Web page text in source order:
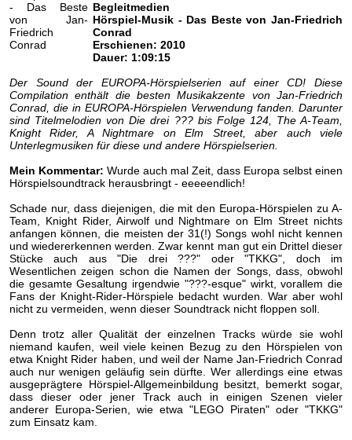
Begleitmedien
Hörspiel-Musik - Das Beste von Jan-Friedrich
Conrad
Erschienen: 2010
Dauer: 1:09:15
Der Sound der EUROPA-Hörspielserien auf einer CD! Diese
Compilation enthält die besten Musikakzente von Jan-Friedrich
Conrad, die in EUROPA-Hörspielen Verwendung fanden. Darunter
sind Titelmelodien von Die drei ??? bis Folge 124, The A-Team,
Knight Rider, A Nightmare on Elm Street, aber auch viele
Unterlegmusiken für diese und andere Hörspielserien.
Mein Kommentar: Wurde auch mal Zeit, dass Europa selbst einen
Hörspielsoundtrack herausbringt - eeeeendlich!
Schade nur, dass diejenigen, die mit den Europa-Hörspielen zu A-
Team, Knight Rider, Airwolf und Nightmare on Elm Street nichts
anfangen können, die meisten der 31(!) Songs wohl nicht kennen
und wiedererkennen werden. Zwar kennt man gut ein Drittel dieser
Stücke auch aus "Die drei ???" oder "TKKG", doch im
Wesentlichen zeigen schon die Namen der Songs, dass, obwohl
die gesamte Gesaltung irgendwie "???-esque" wirkt, vorallem die
Fans der Knight-Rider-Hörspiele bedacht wurden. War aber wohl
nicht zu vermeiden, wenn dieser Soundtrack nicht floppen soll.
Denn trotz aller Qualität der einzelnen Tracks würde sie wohl
niemand kaufen, weil viele keinen Bezug zu den Hörspielen von
etwa Knight Rider haben, und weil der Name Jan-Friedrich Conrad
auch nur wenigen geläufig sein dürfte. Wer allerdings eine etwas
ausgeprägtere Hörspiel-Allgemeinbildung besitzt, bemerkt sogar,
dass dieser oder jener Track auch in einigen Szenen vieler
anderer Europa-Serien, wie etwa "LEGO Piraten" oder "TKKG"
zum Einsatz kam.